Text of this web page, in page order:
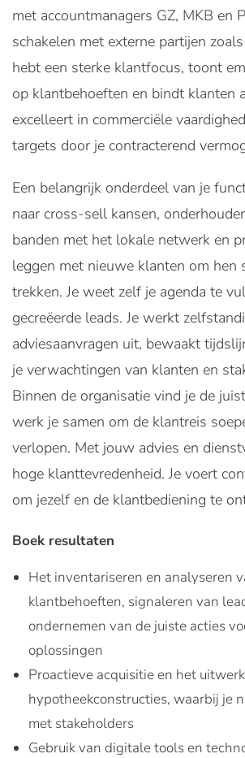
met accountmanagers GZ, MKB en
schakelen met externe partijen
hebt een sterke klantfocus, toont
op klantbehoeften en bindt klanten
excelleert in commerciële
targets door je contracterend
Een belangrijk onderdeel van je
naar cross-sell kansen,
banden met het lokale netwerk en
leggen met nieuwe klanten om hen
trekken. Je weet zelf je agenda te
gecreëerde leads. Je werkt
adviesaanvragen uit, bewaakt
je verwachtingen van klanten en
Binnen de organisatie vind je de
werk je samen om de klantreis
verlopen. Met jouw advies en
hoge klanttevredenheid. Je voert
om jezelf en de klantbediening te
Boek resultaten
Het inventariseren en analyseren
klantbehoeften, signaleren van
ondernemen van de juiste acties
oplossingen
Proactieve acquisitie en het
hypotheekconstructies, waarbij je
met stakeholders
Gebruik van digitale tools en